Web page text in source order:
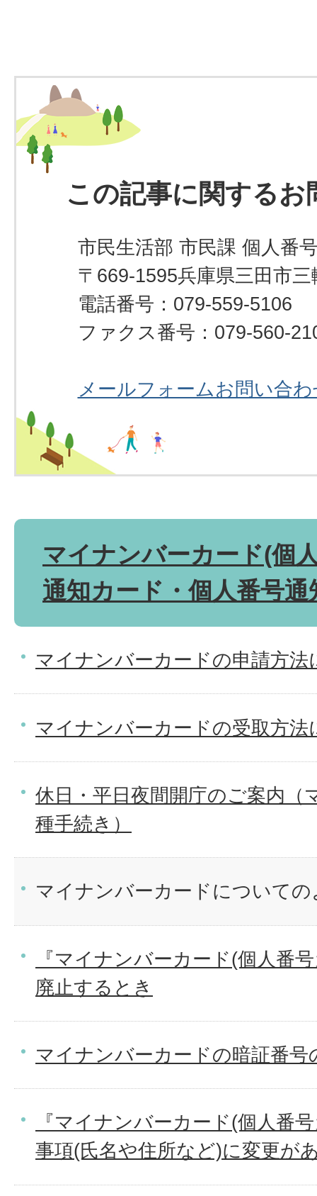
この記事に関するお
市民生活部 市民課 個人番
〒669-1595兵庫県三田市
電話番号：079-559-5106
ファクス番号：079-560-
メールフォームお問い合
マイナンバーカード(個
通知カード・個人番号通
マイナンバーカードの申請方法
マイナンバーカードの受取方法
休日・平日夜間開庁のご案内（
種手続き）
マイナンバーカードについて
『マイナンバーカード(個人番
廃止するとき
マイナンバーカードの暗証番号
『マイナンバーカード(個人番
事項(氏名や住所など)に変更が